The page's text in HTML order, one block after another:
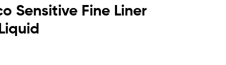
Sensitive Fine Liner